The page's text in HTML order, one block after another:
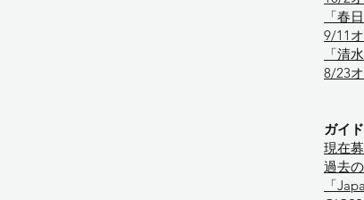
「春
9/11
「清
8/23
ガイ
現在
過去
「